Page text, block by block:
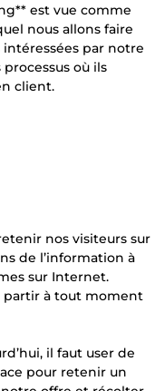
est vue comme
nous allons faire
par notre
où ils
client.
nos visiteurs sur
de l’information à
sur Internet.
partir à tout moment
il faut user de
pour retenir un